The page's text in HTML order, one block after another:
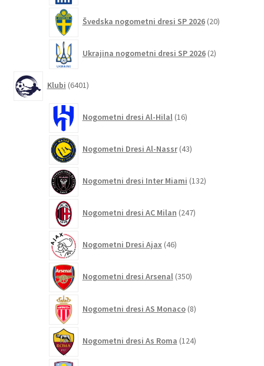
Švedska nogometni dresi SP 2026 20izdelkov
Ukrajina nogometni dresi SP 2026 2izdelka
Klubi 6401izdelek
Nogometni dresi Al-Hilal 16izdelkov
Nogometni Dresi Al-Nassr 43izdelkov
Nogometni dresi Inter Miami 132izdelkov
Nogometni dresi AC Milan 247izdelkov
Nogometni Dresi Ajax 46izdelkov
Nogometni dresi Arsenal 350izdelkov
Nogometni dresi AS Monaco 8izdelkov
Nogometni dresi As Roma 124izdelkov